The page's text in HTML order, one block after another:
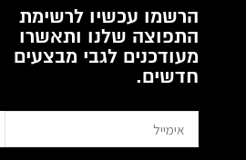
הרשמו עכשיו לרשימת
התפוצה שלנו ותאשרו
מעודכנים לגבי מבצעים
חדשים.